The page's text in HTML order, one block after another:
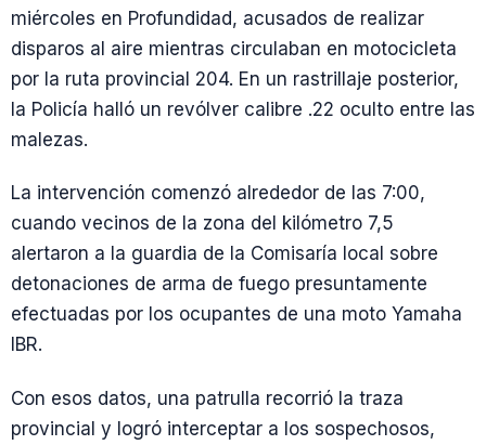
miércoles en Profundidad, acusados de realizar
disparos al aire mientras circulaban en motocicleta
por la ruta provincial 204. En un rastrillaje posterior,
la Policía halló un revólver calibre .22 oculto entre las
malezas.
La intervención comenzó alrededor de las 7:00,
cuando vecinos de la zona del kilómetro 7,5
alertaron a la guardia de la Comisaría local sobre
detonaciones de arma de fuego presuntamente
efectuadas por los ocupantes de una moto Yamaha
IBR.
Con esos datos, una patrulla recorrió la traza
provincial y logró interceptar a los sospechosos,